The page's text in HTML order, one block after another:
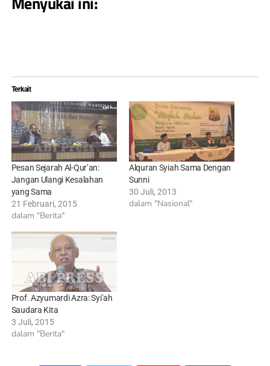
Terkait
Pesan Sejarah Al-Qur’an:
Jangan Ulangi Kesalahan
yang Sama
21 Februari, 2015
dalam "Berita"
Alquran Syiah Sama Dengan
Sunni
30 Juli, 2013
dalam "Nasional"
Prof. Azyumardi Azra: Syi’ah
Saudara Kita
3 Juli, 2015
dalam "Berita"